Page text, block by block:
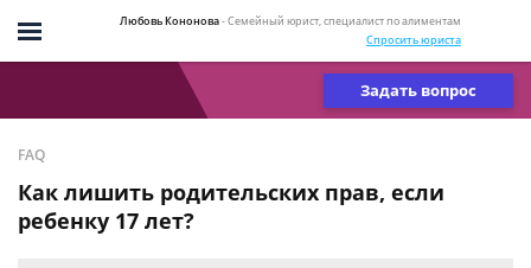
Любовь Кононова- Семейный юрист, специалист по алиментам
Спросить юриста
Задать вопрос
FAQ
Как лишить родительских прав, если
ребенку 17 лет?